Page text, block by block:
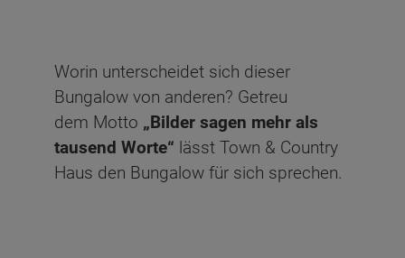
Worin unterscheidet sich dieser
Bungalow von anderen? Getreu
dem Motto „Bilder sagen mehr als
tausend Worte“ lässt Town & Country
Haus den Bungalow für sich sprechen.